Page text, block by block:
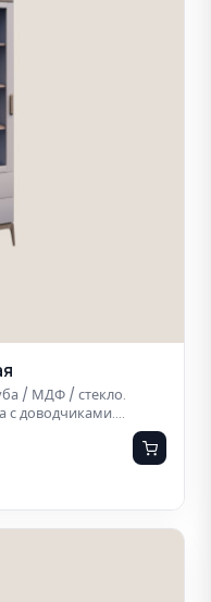
/ МДФ / стекло.
с доводчиками.…